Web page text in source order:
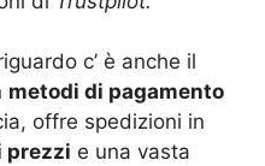
c’ è anche il
metodi di pagamento
offre spedizioni in
prezzi e una vasta